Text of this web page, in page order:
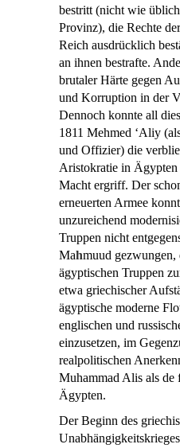
bestritt (nicht wie
Provinz), die Rechte
Reich ausdrücklich
an ihnen bestrafte.
brutaler Härte gegen
und Korruption in der
Dennoch konnte all
1811 Mehmed ‘Aliy
und Offizier) die
Aristokratie in Ägypten
Macht ergriff. Der
erneuerten Armee
unzureichend
Truppen nicht
Mahmuud
ägyptischen Truppen
etwa griechischer
ägyptische moderne
englischen und
einzusetzen, im
realpolitischen
Muhammad Alis als de
Ägypten.
Der Beginn des